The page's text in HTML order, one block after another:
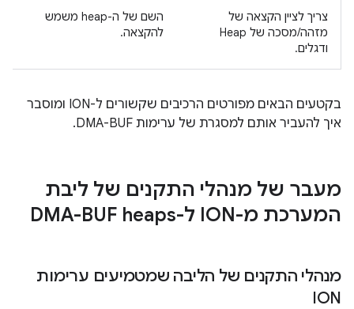
צריך לציין הקצאה של
מזהה/מסכה של Heap
ודגלים.
השם של ה-heap משמש
להקצאה.
בקטעים הבאים מפורטים הרכיבים שקשורים ל-ION ומוסבר
איך להעביר אותם למסגרת של ערימות DMA-BUF.
מעבר של מנהלי התקנים של ליבת
המערכת מ-ION ל-DMA-BUF heaps
מנהלי התקנים של הליבה שמטמיעים ערימות
ION